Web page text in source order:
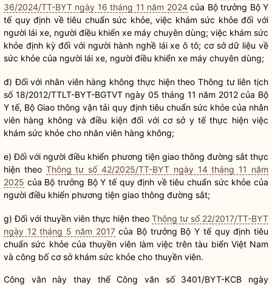
36/2024/TT-BYT ngày 16 tháng 11 năm 2024của Bộ trưởng Bộ Y
tế quy định về tiêu chuẩn sức khỏe, việc khám sức khỏe đối với
người lái xe, người điều khiển xe máy chuyên dùng; việc khám sức
khỏe định kỳ đối với người hành nghềlái xe ô tô; cơ sở dữ liệu về
sức khỏe của người lái xe, người điều khiển xe máy chuyên dùng;
đ) Đối với nhân viên hàng không thực hiện theo Thông tư liên tịch
số 18/2012/TTLT-BYT-BGTVT ngày 05 tháng 11 năm 2012 của Bộ
Y tế, Bộ Giao thông vận tải quy định tiêu chuẩn sức khỏe của nhân
viên hàng không và điều kiện đối với cơ sở y tế thực hiện việc
khám sức khỏe cho nhân viên hàng không;
e) Đối với người điều khiển phương tiện giao thông đường sắt thực
hiện theo Thông tư số 42/2025/TT-BYT ngày 14 tháng 11 năm
2025 của Bộ trưởng Bộ Y tế quy định về tiêu chuẩn sức khỏe của
người điều khiển phương tiện giao thông đường sắt;
g) Đối với thuyền viên thực hiện theo Thông tư số 22/2017/TT-BYT
ngày 12 tháng 5 năm 2017của Bộ trưởng Bộ Y tế quy định tiêu
chuẩn sức khỏe của thuyền viên làm việc trên tàu biển Việt Nam
và công bố cơ sở khám sức khỏe cho thuyền viên.
Công văn này thay thế Công văn số 3401/BYT-KCB ngày